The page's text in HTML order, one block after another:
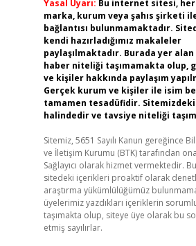
Yasal Uyarı: Bu internet sitesi,
marka, kurum veya şahıs şirketi
bağlantısı bulunmamaktadır.
kendi hazırladığımız makaleler
paylaşılmaktadır. Burada yer
haber niteliği taşımamakta olup,
ve kişiler hakkında paylaşım
Gerçek kurum ve kişiler ile isim
tamamen tesadüfidir.
halindedir ve tavsiye niteliği
Sitemiz, 5651 Sayılı Kanun gereğince
ve İletişim Kurumu (BTK) tarafından
Sağlayıcı olarak hizmet vermektedir.
sitedeki içerikleri proaktif olarak
araştırma yükümlülüğümüz
üyelerimiz yazdıkları içeriklerin
taşımakta olup, siteye üye olarak bu
etmiş sayılırlar.